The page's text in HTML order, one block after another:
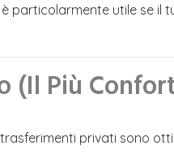
particolarmente utile se
(Il Più
privati sono